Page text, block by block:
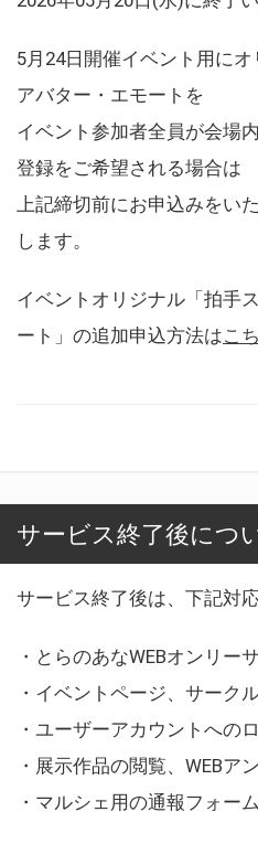
5月24日開催イベント用に
アバター・エモートを
イベント参加者全員が会場
登録をご希望される場合は
上記締切前にお申込みをい
します。
イベントオリジナル「拍手
ート」の追加申込方法はこ
サービス終了後につ
サービス終了後は、下記対
・とらのあなWEBオンリー
・イベントページ、サーク
・ユーザーアカウントへの
・展示作品の閲覧、WEBア
・マルシェ用の通報フォー